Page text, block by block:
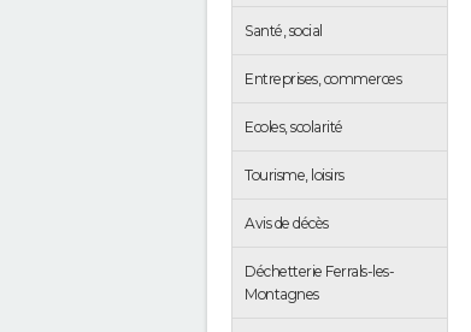
Santé, social
Entreprises, commerces
Ecoles, scolarité
Tourisme, loisirs
Avis de décès
Déchetterie Ferrals-les-
Montagnes